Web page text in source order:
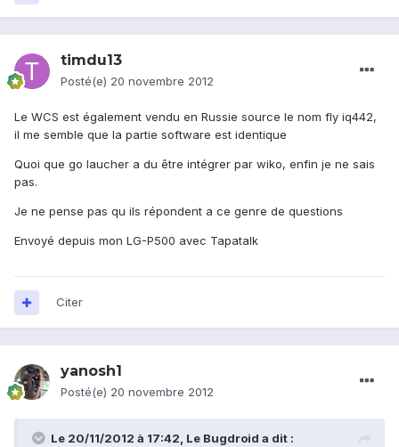
timdu13
Posté(e) 20 novembre 2012
Le WCS est également vendu en Russie source le nom fly iq442,
il me semble que la partie software est identique
Quoi que go laucher a du être intégrer par wiko, enfin je ne sais
pas.
Je ne pense pas qu ils répondent a ce genre de questions
Envoyé depuis mon LG-P500 avec Tapatalk
Citer
yanosh1
Posté(e) 20 novembre 2012
Le 20/11/2012 à 17:42, Le Bugdroid a dit :